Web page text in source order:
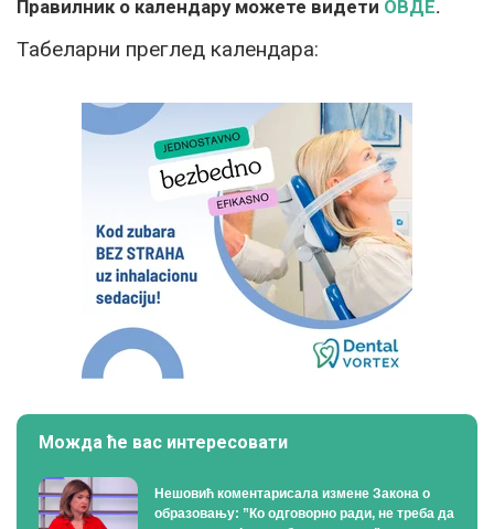
Правилник о календару можете видети ОВДЕ.
Табеларни преглед календара:
Можда ће вас интересовати
Нешовић коментарисала измене Закона о
образовању: ”Ко одговорно ради, не треба да